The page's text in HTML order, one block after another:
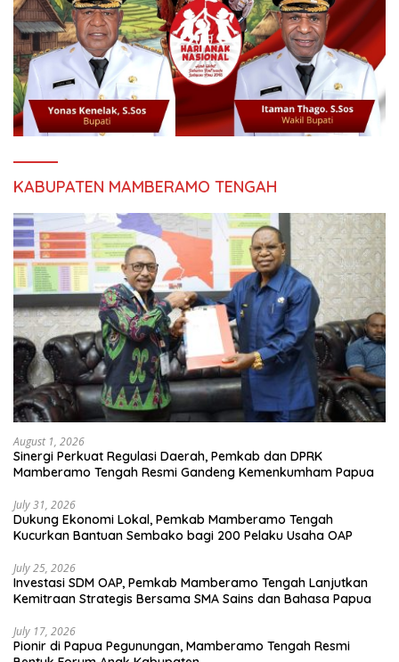
KABUPATEN MAMBERAMO TENGAH
August 1, 2026
Sinergi Perkuat Regulasi Daerah, Pemkab dan DPRK
Mamberamo Tengah Resmi Gandeng Kemenkumham Papua
July 31, 2026
Dukung Ekonomi Lokal, Pemkab Mamberamo Tengah
Kucurkan Bantuan Sembako bagi 200 Pelaku Usaha OAP
July 25, 2026
Investasi SDM OAP, Pemkab Mamberamo Tengah Lanjutkan
Kemitraan Strategis Bersama SMA Sains dan Bahasa Papua
July 17, 2026
Pionir di Papua Pegunungan, Mamberamo Tengah Resmi